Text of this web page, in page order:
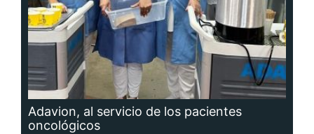
Adavion, al servicio de los pacientes
oncológicos